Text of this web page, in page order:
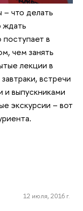
– что делать
ждать
поступает в
чем занять
лекции в
встречи
и выпускниками
экскурсии – вот
12 июля, 2016 г.